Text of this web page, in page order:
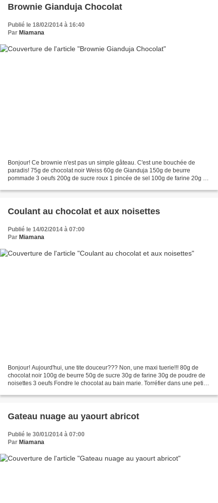
Brownie Gianduja Chocolat
Publié le 18/02/2014 à 16:40
Par Miamana
Bonjour! Ce brownie n'est pas un simple gâteau. C'est une bouchée de
paradis! 75g de chocolat noir Weiss 60g de Gianduja 150g de beurre
pommade 3 oeufs 200g de sucre roux 1 pincée de sel 100g de farine 20g de
Coulant au chocolat et aux noisettes
Publié le 14/02/2014 à 07:00
Par Miamana
Bonjour! Aujourd'hui, une tite douceur??? Non, une maxi tuerie!!! 80g de
chocolat noir 100g de beurre 50g de sucre 30g de farine 30g de poudre de
noisettes 3 oeufs Fondre le chocolat au bain marie. Torréfier dans une petite
Gateau nuage au yaourt abricot
Publié le 30/01/2014 à 07:00
Par Miamana